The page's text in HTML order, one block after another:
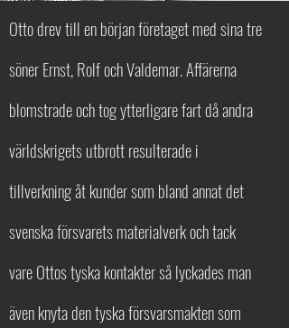
Otto drev till en början företaget med sina tre
söner Ernst, Rolf och Valdemar. Affärerna
blomstrade och tog ytterligare fart då andra
världskrigets utbrott resulterade i
tillverkning åt kunder som bland annat det
svenska försvarets materialverk och tack
vare Ottos tyska kontakter så lyckades man
även knyta den tyska försvarsmakten som